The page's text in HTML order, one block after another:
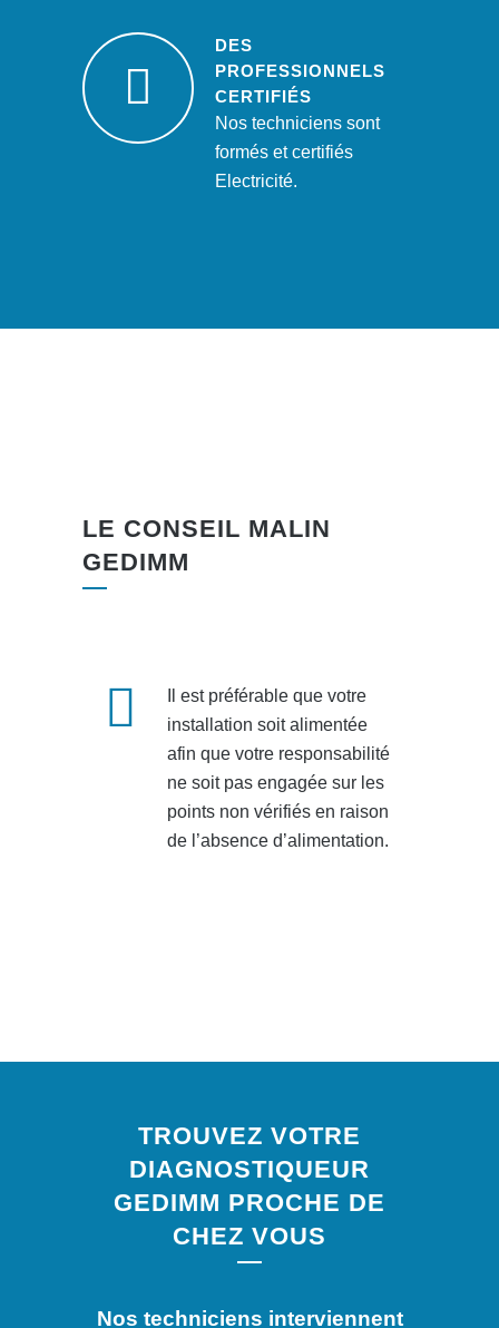
DES
PROFESSIONNELS
CERTIFIÉS
Nos techniciens sont
formés et certifiés
Electricité.
LE CONSEIL MALIN
GEDIMM
Il est préférable que votre
installation soit alimentée
afin que votre responsabilité
ne soit pas engagée sur les
points non vérifiés en raison
de l’absence d’alimentation.
TROUVEZ VOTRE
DIAGNOSTIQUEUR
GEDIMM PROCHE DE
CHEZ VOUS
Nos techniciens interviennent